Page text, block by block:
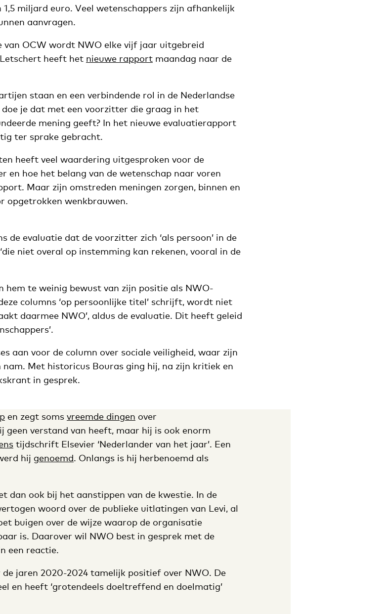
1,5 miljard euro. Veel wetenschappers zijn afhankelijk
aanvragen.
OCW wordt NWO elke vijf jaar uitgebreid
heeft het nieuwe rapport maandag naar de
staan en een verbindende rol in de Nederlandse
je dat met een voorzitter die graag in het
mening geeft? In het nieuwe evaluatierapport
ter sprake gebracht.
heeft veel waardering uitgesproken voor de
en hoe het belang van de wetenschap naar voren
Maar zijn omstreden meningen zorgen, binnen en
opgetrokken wenkbrauwen.
de evaluatie dat de voorzitter zich ‘als persoon’ in de
niet overal op instemming kan rekenen, vooral in de
hem te weinig bewust van zijn positie als NWO-
columns ‘op persoonlijke titel’ schrijft, wordt niet
daarmee NWO’, aldus de evaluatie. Dit heeft geleid
aan voor de column over sociale veiligheid, waar zijn
Met historicus Bouras ging hij, na zijn kritiek en
in gesprek.
en zegt soms vreemde dingen over
geen verstand van heeft, maar hij is ook enorm
tijdschrift Elsevier ‘Nederlander van het jaar’. Een
hij genoemd. Onlangs is hij herbenoemd als
dan ook bij het aanstippen van de kwestie. In de
woord over de publieke uitlatingen van Levi, al
buigen over de wijze waarop de organisatie
is. Daarover wil NWO best in gesprek met de
een reactie.
de jaren 2020-2024 tamelijk positief over NWO. De
en heeft ‘grotendeels doeltreffend en doelmatig’